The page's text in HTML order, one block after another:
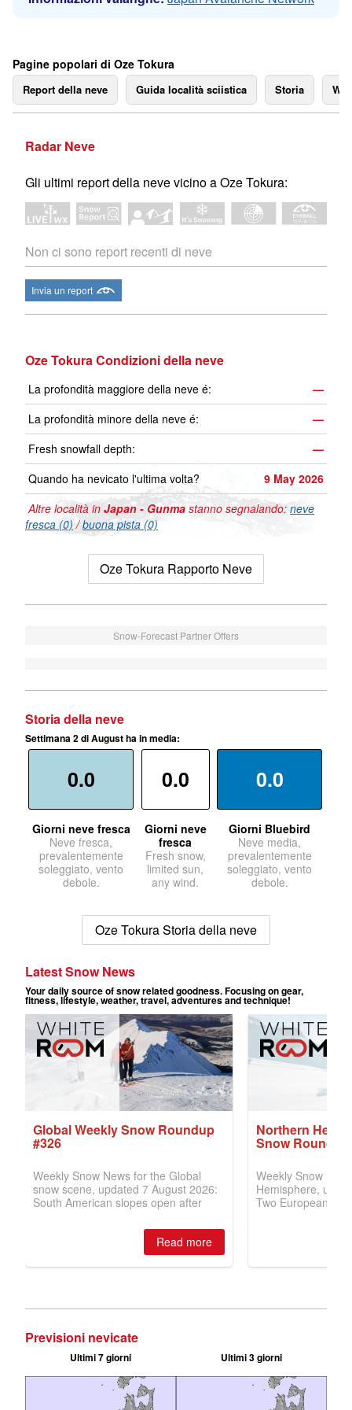
Pagine popolari di Oze Tokura
Report della neve Guida località sciistica Storia
Radar Neve
Gli ultimi report della neve vicino a Oze Tokura:
Non ci sono report recenti di neve
Invia un report
Oze Tokura Condizioni della neve
La profondità maggiore della neve é:
—
La profondità minore della neve é:
—
Fresh snowfall depth:
—
Quando ha nevicato l'ultima volta?
9 May 2026
Altre località in Japan - Gunma stanno segnalando: neve
fresca (0)/buona pista (0)
Oze Tokura Rapporto Neve
Snow-Forecast Partner Offers
Storia della neve
Settimana 2 di August ha in media:
0.0
Giorni neve fresca
Neve fresca,
prevalentemente
soleggiato, vento
debole.
0.0
Giorni neve
fresca
Fresh snow,
limited sun,
any wind.
0.0
Giorni Bluebird
Neve media,
prevalentemente
soleggiato, vento
debole.
Oze Tokura Storia della neve
Previsioni nevicate
Ultimi 7 giorni Ultimi 3 giorni